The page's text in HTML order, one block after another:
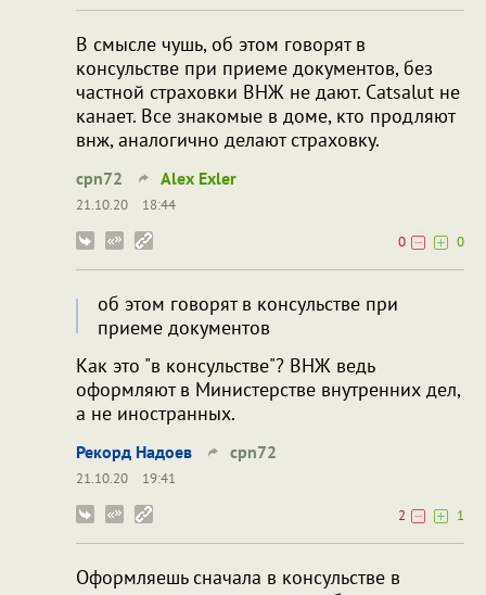
В смысле чушь, об этом говорят в
консульстве при приеме документов, без
частной страховки ВНЖ не дают. Catsalut не
канает. Все знакомые в доме, кто продляют
внж, аналогично делают страховку.
cpn72 Alex Exler
21.10.20
18:44
0
0
об этом говорят в консульстве при
приеме документов
Как это "в консульстве"? ВНЖ ведь
оформляют в Министерстве внутренних дел,
а не иностранных.
Рекорд Надоев cpn72
21.10.20
19:41
2
1
Оформляешь сначала в консульстве в